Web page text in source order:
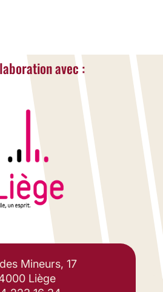
avec :
Mineurs, 17
Liège